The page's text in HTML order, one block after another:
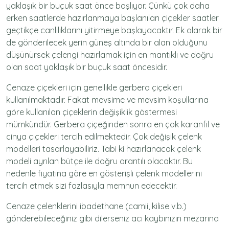
yaklaşık bir buçuk saat önce başlıyor. Çünkü çok daha
erken saatlerde hazırlanmaya başlanılan çiçekler saatler
geçtikçe canlılıklarını yitirmeye başlayacaktır. Ek olarak bir
de gönderilecek yerin güneş altında bir alan olduğunu
düşünürsek çelengi hazırlamak için en mantıklı ve doğru
olan saat yaklaşık bir buçuk saat öncesidir.
Cenaze çiçekleri için genellikle gerbera çiçekleri
kullanılmaktadır. Fakat mevsime ve mevsim koşullarına
göre kullanılan çiçeklerin değişiklik göstermesi
mümkündür. Gerbera çiçeğinden sonra en çok karanfil ve
cinya çiçekleri tercih edilmektedir. Çok değişik çelenk
modelleri tasarlayabiliriz. Tabi ki hazırlanacak çelenk
modeli ayrılan bütçe ile doğru orantılı olacaktır. Bu
nedenle fiyatına göre en gösterişli çelenk modellerini
tercih etmek sizi fazlasıyla memnun edecektir.
Cenaze çelenklerini ibadethane (camii, kilise v.b.)
gönderebileceğiniz gibi dilerseniz acı kaybınızın mezarına